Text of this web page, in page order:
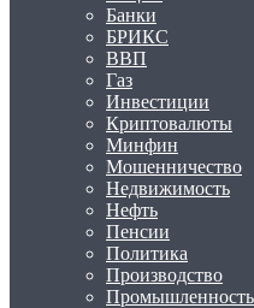
Банки
БРИКС
ВВП
Газ
Инвестиции
Криптовалюты
Минфин
Мошенничество
Недвижимость
Нефть
Пенсии
Политика
Производство
Промышленность